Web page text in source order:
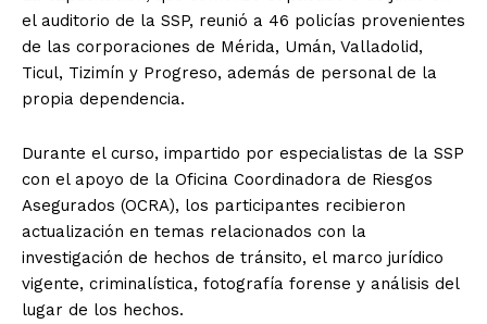
el auditorio de la SSP, reunió a 46 policías provenientes
de las corporaciones de Mérida, Umán, Valladolid,
Ticul, Tizimín y Progreso, además de personal de la
propia dependencia.
Durante el curso, impartido por especialistas de la SSP
con el apoyo de la Oficina Coordinadora de Riesgos
Asegurados (OCRA), los participantes recibieron
actualización en temas relacionados con la
investigación de hechos de tránsito, el marco jurídico
vigente, criminalística, fotografía forense y análisis del
lugar de los hechos.